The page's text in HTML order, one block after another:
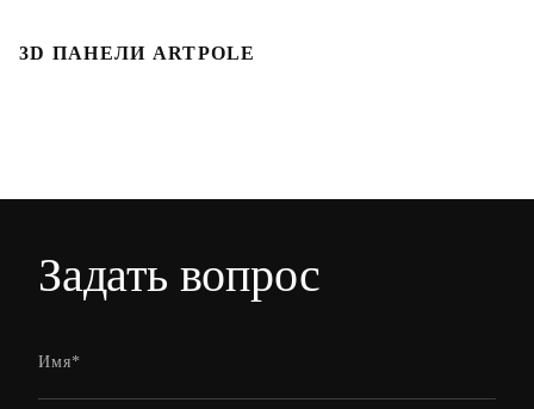
3D ПАНЕЛИ ARTPOLE
Задать вопрос